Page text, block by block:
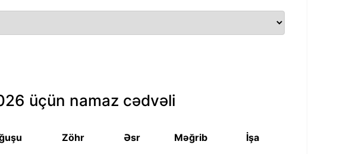
üçün namaz cədvəli
Zöhr Əsr Məğrib İşa